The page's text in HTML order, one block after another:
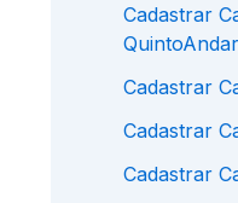
Cadastrar
QuintoAndar
Cadastrar
Cadastrar
Cadastrar